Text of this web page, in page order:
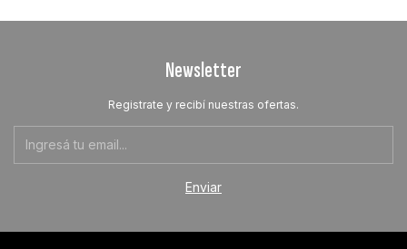
Newsletter
Registrate y recibí nuestras ofertas.